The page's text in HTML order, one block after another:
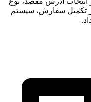
تکمیل سفارش، سیستم